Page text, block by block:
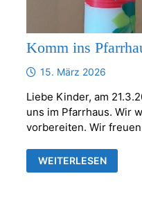
Komm ins
15. März 2026
Liebe Kinder, am
uns im Pfarrhaus. Wir
vorbereiten. Wir
KOMM
INS
WEITERLESEN